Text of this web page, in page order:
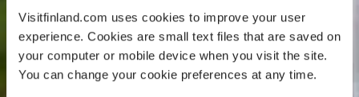
Visitfinland.com uses cookies to improve your user
experience. Cookies are small text files that are saved on
your computer or mobile device when you visit the site.
You can change your cookie preferences at any time.